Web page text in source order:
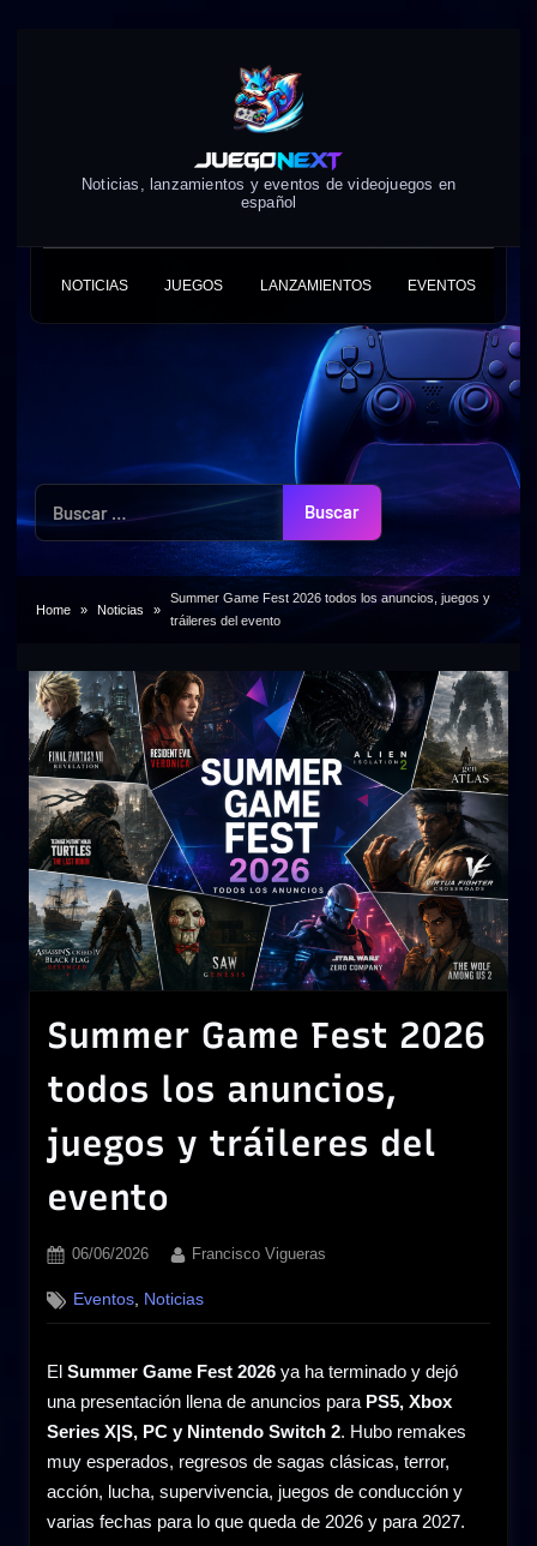
Noticias, lanzamientos y eventos de videojuegos en
español
NOTICIAS JUEGOS LANZAMIENTOS EVENTOS
Home Noticias
Summer Game Fest 2026 todos los anuncios, juegos y
tráileres del evento
Summer Game Fest 2026
todos los anuncios,
juegos y tráileres del
evento
Posted
06/06/2026 By
Francisco Vigueras
Eventos, Noticias
El Summer Game Fest 2026 ya ha terminado y dejó
una presentación llena de anuncios para PS5, Xbox
Series X|S, PC y Nintendo Switch 2. Hubo remakes
muy esperados, regresos de sagas clásicas, terror,
acción, lucha, supervivencia, juegos de conducción y
varias fechas para lo que queda de 2026 y para 2027.